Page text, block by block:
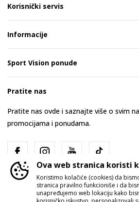
Korisnički servis
Informacije
Sport Vision ponude
Pratite nas
Pratite nas ovde i saznajte više o svim
promocijama i ponudama.
Ova web stranica koristi
Koristimo kolačiće (cookies) da
stranica pravilno funkcioniše i da
unapređujemo web lokaciju kako